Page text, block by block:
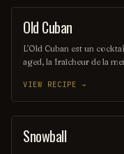
une boisson fascinante à
COCKTAIL
Old Cuban
L'Old Cuban est un
aged, la fraîcheur de la
cocktail offre une
parfaite pour toute
choix idéal pour les
VIEW RECIPE →
ORDINARY DRINK
Snowball